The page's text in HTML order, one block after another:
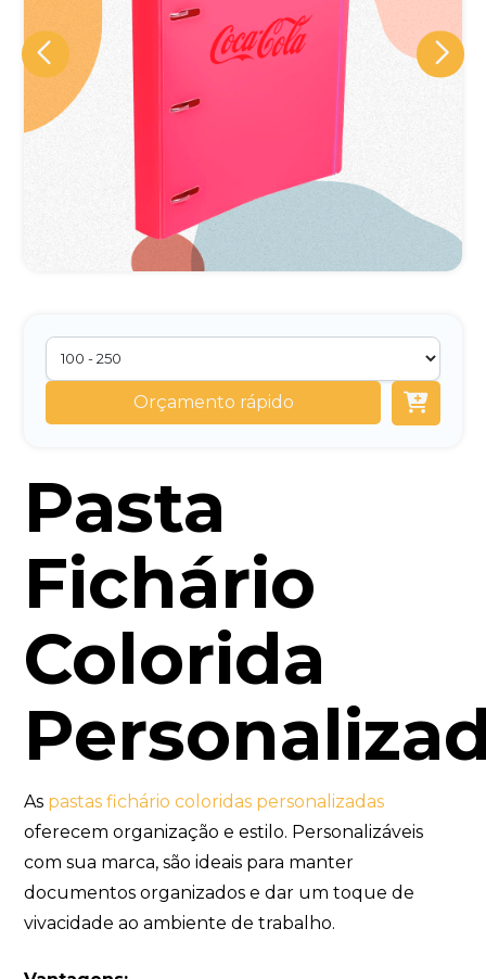
Orçamento rápido
Pasta
Fichário
Colorida
As pastas fichário coloridas personalizadas
oferecem organização e estilo. Personalizáveis
com sua marca, são ideais para manter
documentos organizados e dar um toque de
vivacidade ao ambiente de trabalho.